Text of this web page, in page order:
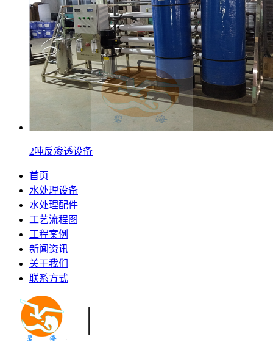
2吨反渗透设备
首页
水处理设备
水处理配件
工艺流程图
工程案例
新闻资讯
关于我们
联系方式